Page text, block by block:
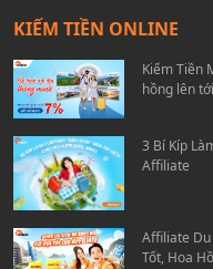
KIẾM TIỀN ONLINE
Kiếm Tiền
hồng lên
3 Bí Kíp
Affiliate
Affiliate Du
Tốt, Hoa